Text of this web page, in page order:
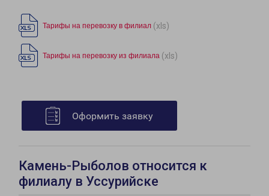
Тарифы на перевозку в филиал (xls)
Тарифы на перевозку из филиала (xls)
Оформить заявку
Камень-Рыболов относится к
филиалу в Уссурийске